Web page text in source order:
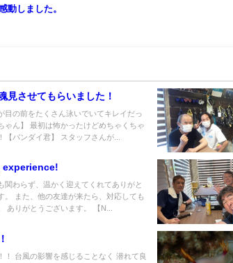
動しました。
見させてもらいました！
目の前をたくさん泳いでいてキレイだっ
ゃん】 最初は怖かったけどめちゃくちゃ
【バンダイ君】 スタッフさんが...
experience!
関わらず、温かく迎えてくれてありがと
。 また、他の友達が来たら、対応しても
ありがとうございます。 【N...
！ 台風の影響を感じることなく 潜れて良